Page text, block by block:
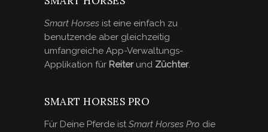
Smart Horses ist eine einfach zu
benutzende aber gleichzeitig
umfangreiche App-Verwaltungs-
Applikation für Reiterund Züchter.
SMART HORSES PRO
Für Deine Pferde ist Smart Horses Pro die